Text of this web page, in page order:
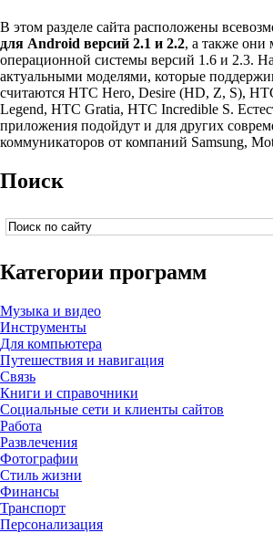
В этом разделе сайта расположены
для Android версий 2.1 и 2.2, а также они
операционной системы версий 1.6 и 2.3.
актуальными моделями, которые
считаются HTC Hero, Desire (HD, Z, S),
Legend, HTC Gratia, HTC Incredible S.
приложения подойдут и для других
коммуникаторов от компаний Samsung,
Поиск
Категории программ
Музыка и видео
Инструменты
Для компьютера
Путешествия и навигация
Связь
Книги и справочники
Социальные сети и клиенты сайтов
Работа
Развлечения
Фотографии
Стиль жизни
Финансы
Транспорт
Персонализация